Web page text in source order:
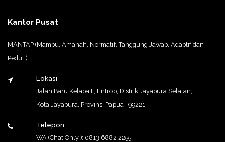
Kantor Pusat
MANTAP (Mampu, Amanah, Normatif, Tanggung Jawab, Adaptif dan
Peduli)
Lokasi
Jalan Baru Kelapa II, Entrop, Distrik Jayapura Selatan,
Kota Jayapura, Provinsi Papua | 99221
Telepon :
WA (Chat Only ): 0813 6882 2255